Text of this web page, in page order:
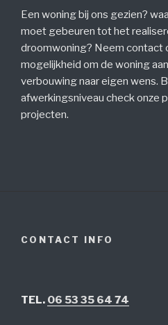
Een woning bij ons gezien?
moet gebeuren tot het
droomwoning? Neem contact
mogelijkheid om de woning
verbouwing naar eigen wens.
afwerkingsniveau check onze
projecten.
CONTACT INFO
TEL. 06 53 35 64 74